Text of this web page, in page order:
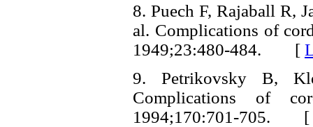
8. Puech F, Rajaball R,
al. Complications of
1949;23:480-484. [
9. Petrikovsky B,
Complications of
1994;170:701-705. [